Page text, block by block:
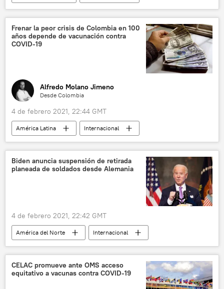
política
💬 Opinión y Análisis
Bolivia
Luis Arce
Joe Biden
EEUU
noticias
Frenar la peor crisis de Colombia en 100
años depende de vacunación contra
COVID-19
Alfredo Molano Jimeno
Desde Colombia
4 de febrero 2021, 22:44 GMT
América Latina
Internacional
Colombia
vacunación noticias
Biden anuncia suspensión de retirada
planeada de soldados desde Alemania
4 de febrero 2021, 22:42 GMT
América del Norte
Internacional
Joe Biden
EEUU
Alemania
China
Yemen
Rusia
noticias
CELAC promueve ante OMS acceso
equitativo a vacunas contra COVID-19